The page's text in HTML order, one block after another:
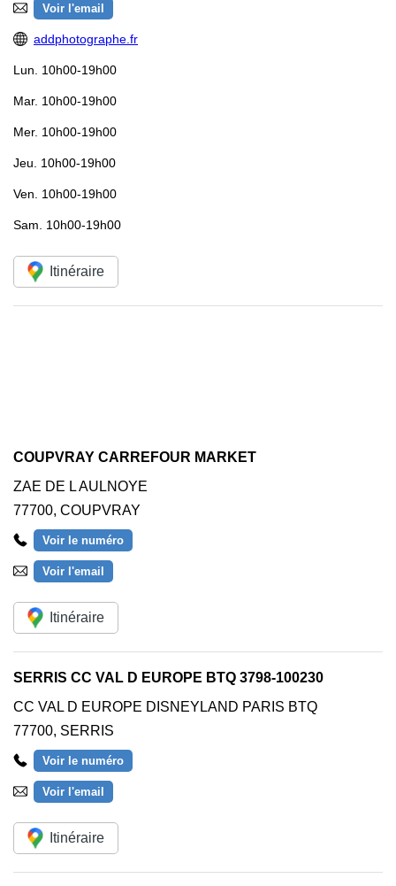
Voir l'email
addphotographe.fr
Lun. 10h00-19h00
Mar. 10h00-19h00
Mer. 10h00-19h00
Jeu. 10h00-19h00
Ven. 10h00-19h00
Sam. 10h00-19h00
Itinéraire
COUPVRAY CARREFOUR MARKET
ZAE DE L AULNOYE
77700, COUPVRAY
Voir le numéro
Voir l'email
Itinéraire
SERRIS CC VAL D EUROPE BTQ 3798-100230
CC VAL D EUROPE DISNEYLAND PARIS BTQ
77700, SERRIS
Voir le numéro
Voir l'email
Itinéraire